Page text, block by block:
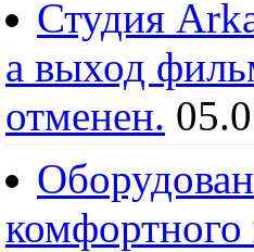
Студия
а выход
отменен.
комфортного